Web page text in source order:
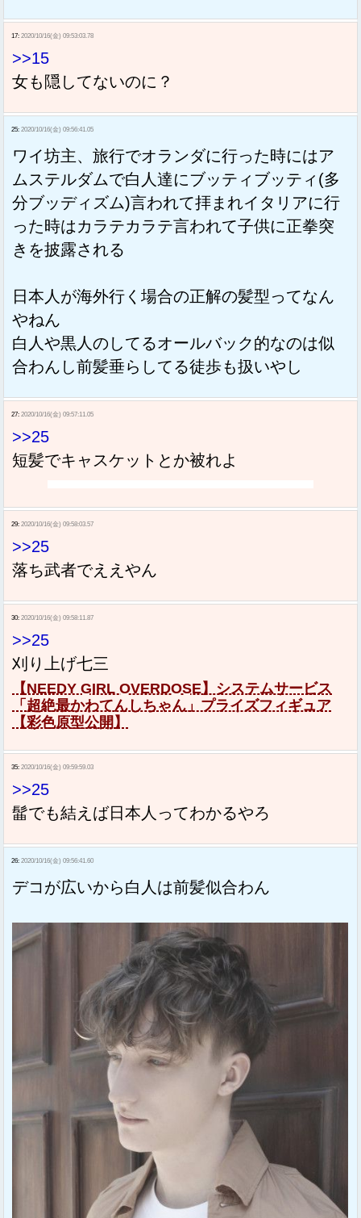
17: 2020/10/16(金) 09:53:03.78
>>15
女も隠してないのに？
25: 2020/10/16(金) 09:56:41.05
ワイ坊主、旅行でオランダに行った時にはア
ムステルダムで白人達にブッティブッティ(多
分ブッディズム)言われて拝まれイタリアに行
った時はカラテカラテ言われて子供に正拳突
きを披露される
日本人が海外行く場合の正解の髪型ってなん
やねん
白人や黒人のしてるオールバック的なのは似
合わんし前髪垂らしてる徒歩も扱いやし
27: 2020/10/16(金) 09:57:11.05
>>25
短髪でキャスケットとか被れよ
29: 2020/10/16(金) 09:58:03.57
>>25
落ち武者でええやん
30: 2020/10/16(金) 09:58:11.87
>>25
刈り上げ七三
【NEEDY GIRL OVERDOSE】システムサービス
「超絶最かわてんしちゃん」プライズフィギュア
【彩色原型公開】
35: 2020/10/16(金) 09:59:59.03
>>25
髷でも結えば日本人ってわかるやろ
26: 2020/10/16(金) 09:56:41.60
デコが広いから白人は前髪似合わん